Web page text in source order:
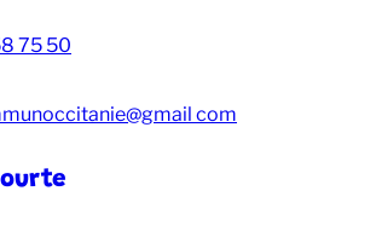
75 50
com